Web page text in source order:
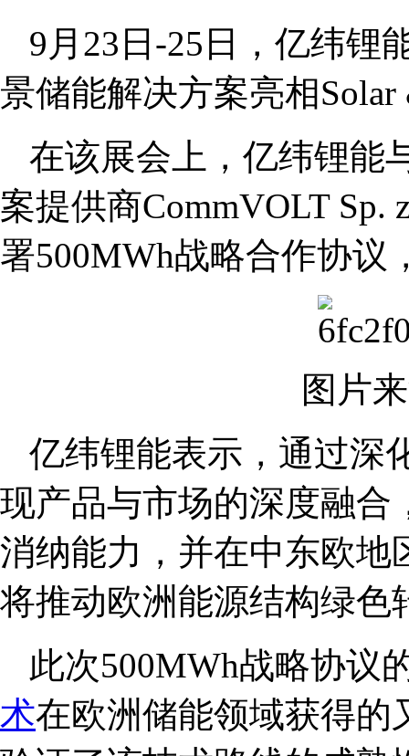
9月23日-25日，亿纬锂
景储能解决方案亮相Solar
在该展会上，亿纬锂能
案提供商CommVOLT Sp.
署500MWh战略合作协议
图片
亿纬锂能表示，通过深
现产品与市场的深度融合
消纳能力，并在中东欧地
将推动欧洲能源结构绿色
此次500MWh战略协议
术在欧洲储能领域获得的